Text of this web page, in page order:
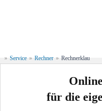
» Service » Rechner » Rechnerklau
für die